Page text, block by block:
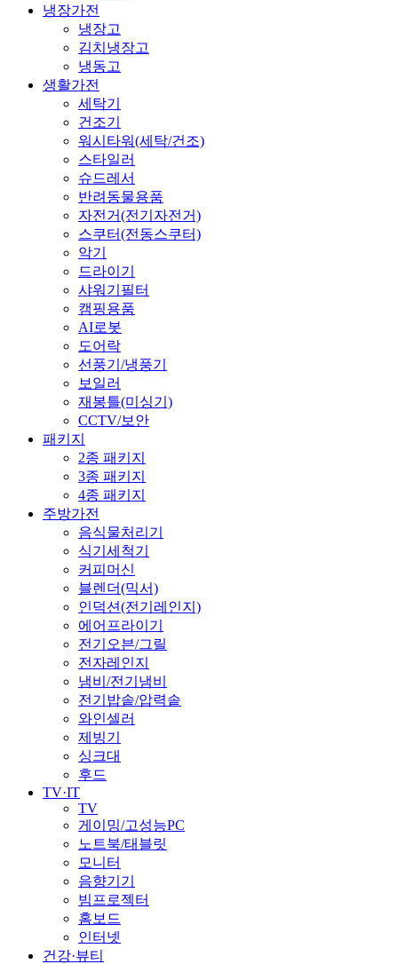
냉장가전
냉장고
김치냉장고
냉동고
생활가전
세탁기
건조기
워시타워(세탁/건조)
스타일러
슈드레서
반려동물용품
자전거(전기자전거)
스쿠터(전동스쿠터)
악기
드라이기
샤워기필터
캠핑용품
AI로봇
도어락
선풍기/냉풍기
보일러
재봉틀(미싱기)
CCTV/보안
패키지
2종 패키지
3종 패키지
4종 패키지
주방가전
음식물처리기
식기세척기
커피머신
블렌더(믹서)
인덕션(전기레인지)
에어프라이기
전기오븐/그릴
전자레인지
냄비/전기냄비
전기밥솥/압력솥
와인셀러
제빙기
싱크대
후드
TV·IT
TV
게이밍/고성능PC
노트북/태블릿
모니터
음향기기
빔프로젝터
홈보드
인터넷
건강·뷰티